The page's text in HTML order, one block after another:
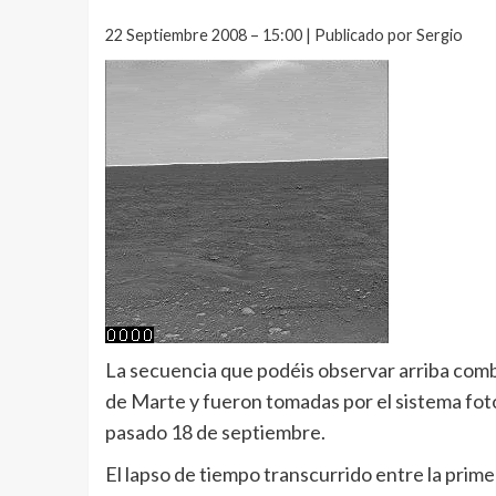
22 Septiembre 2008 – 15:00 | Publicado por Sergio
La secuencia que podéis observar arriba
de Marte y fueron tomadas por el sistema
pasado 18 de septiembre.
El lapso de tiempo transcurrido entre la